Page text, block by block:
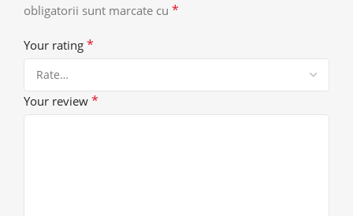
obligatorii sunt marcate cu *
Your rating *
Your review *